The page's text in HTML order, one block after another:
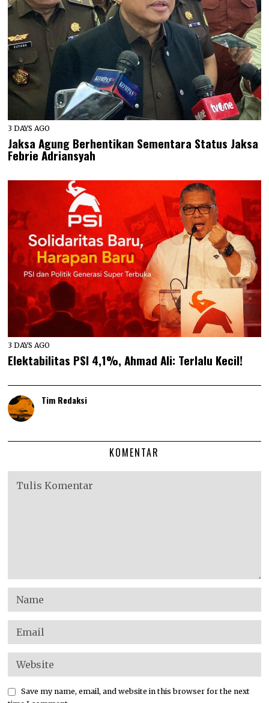
3 DAYS AGO
Jaksa Agung Berhentikan Sementara Status Jaksa
Febrie Adriansyah
3 DAYS AGO
Elektabilitas PSI 4,1%, Ahmad Ali: Terlalu Kecil!
Tim Redaksi
KOMENTAR
Save my name, email, and website in this browser for the next